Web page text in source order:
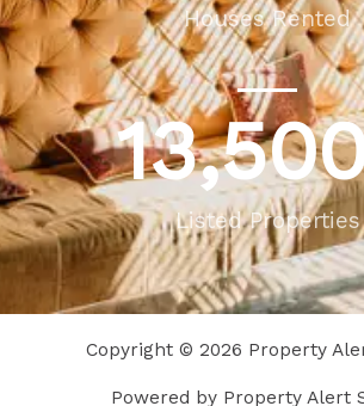
Houses Rented
Listed Properties
Copyright © 2026 Property
Powered by Property Alert